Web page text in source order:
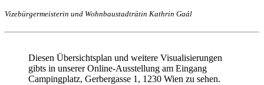
Vizebürgermeisterin und Wohnbaustadträtin Kathrin Gaál
Diesen Übersichtsplan und weitere Visualisierungen
gibts in unserer Online-Ausstellung am Eingang
Campingplatz, Gerbergasse 1, 1230 Wien zu sehen.